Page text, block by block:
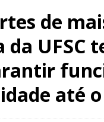
de
da UFSC
até